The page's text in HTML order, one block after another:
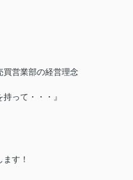
買営業部の経営理念
って・・・』
す！